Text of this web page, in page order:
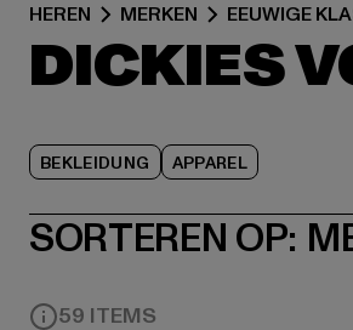
HEREN MERKEN EEUWIGE
DICKIES
BEKLEIDUNG APPAREL
SORTEREN OP:
59 ITEMS